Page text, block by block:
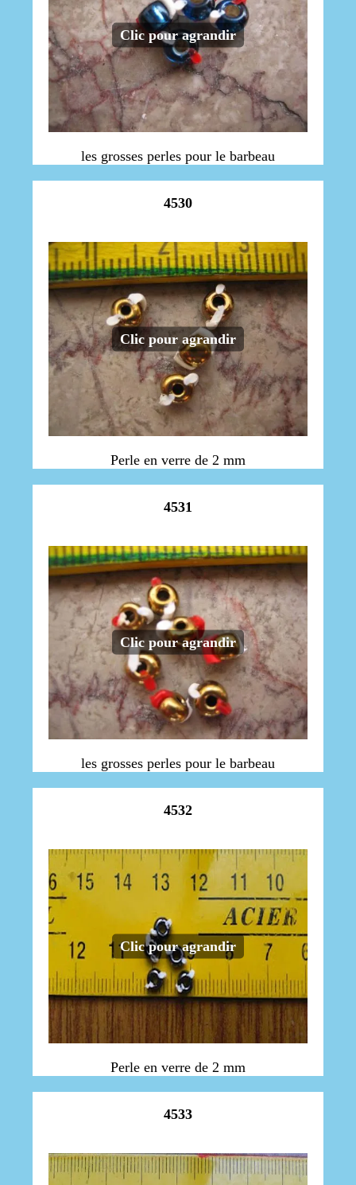
Clic pour agrandir
les grosses perles pour le barbeau
4530
Clic pour agrandir
Perle en verre de 2 mm
4531
Clic pour agrandir
les grosses perles pour le barbeau
4532
Clic pour agrandir
Perle en verre de 2 mm
4533